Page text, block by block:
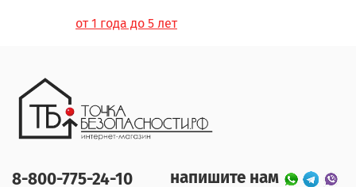
от 1 года до 5 лет
8-800-775-24-10 напишите нам